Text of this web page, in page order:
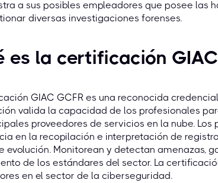
a sus posibles empleadores que posee las
diversas investigaciones forenses.
es la certificación
GIAC GCFR es una reconocida
valida la capacidad de los profesionales
proveedores de servicios en la nube.
en la recopilación e interpretación de
evolución. Monitorean y detectan amenazas,
de los estándares del sector. La
en el sector de la ciberseguridad.